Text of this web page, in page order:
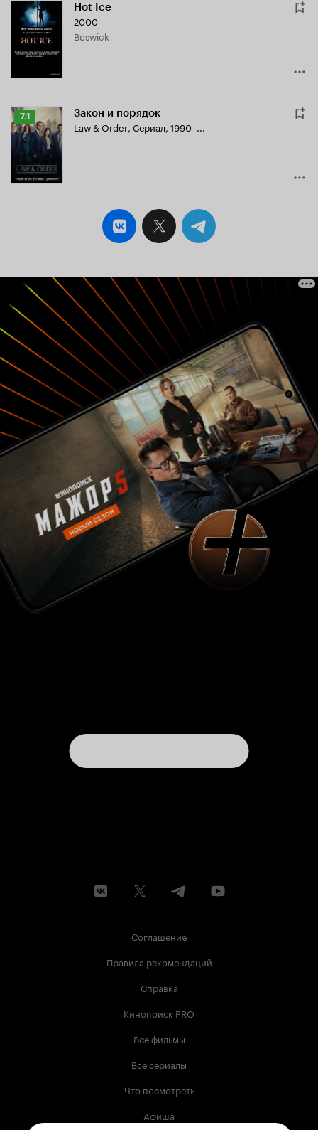
Hot Ice
2000
Boswick
Рейтинг
Кинопоиска
7.1
7.1 Закон и порядок
Law & Order, Сериал, 1990–...
Соглашение
Правила рекомендаций
Справка
Кинопоиск PRO
Все фильмы
Все сериалы
Что посмотреть
Афиша